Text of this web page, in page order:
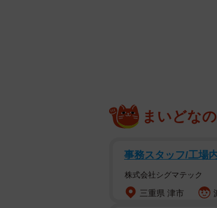
まいどな
事務スタッフ/工場
株式会社シグマテック
三重県 津市